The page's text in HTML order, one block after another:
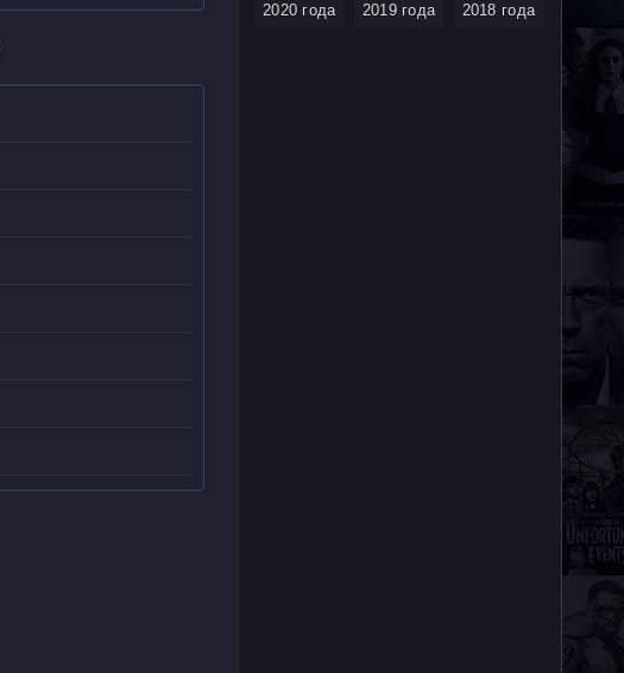
2020 года 2019 года 2018 года